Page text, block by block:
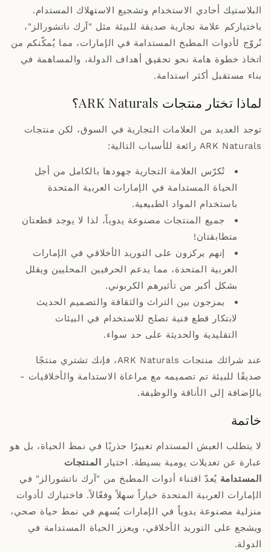
البلاستيك أحادي الاستخدام وتشجيع الاستهلاك المستدام.
باختياركم علامة تجارية صديقة للبيئة مثل "آرك ناتشورالز"،
نُروّج لأدوات المطبخ المستدامة في الإمارات، مما يُمكّنكم من
اتخاذ خطوة هامة نحو تحقيق أهداف الدولة، والمساهمة في
بناء مستقبل أكثر استدامة.
لماذا تختار منتجات ARK Naturals؟
توجد العديد من العلامات التجارية في السوق، لكن منتجات
ARK Naturals رائعة للأسباب التالية:
تُكرّس العلامة التجارية جهودها بالكامل من أجل
الحياة المستدامة في الإمارات العربية المتحدة
باستخدام المواد الطبيعية.
جميع المنتجات مصنوعة يدوياً، لذا لا يوجد قطعتان
متطابقتان!
إنهم يركزون على التوريد الأخلاقي في الإمارات
العربية المتحدة، مما يدعم الحرفيين المحليين ويقلل
بشكل أكبر من تأثيرهم الكربوني.
يمزجون بين التراث والثقافة والتصميم الحديث
لابتكار قطع فنية تصلح للاستخدام في البيئات
التقليدية والحديثة على حد سواء.
عند شرائك منتجات ARK Naturals، فإنك تشتري منتجًا
صديقًا للبيئة تم تصميمه مع مراعاة الاستدامة والأخلاقيات -
بالإضافة إلى الأناقة والوظيفة.
خاتمة
لا يتطلب العيش المستدام تغييرًا جذريًا في نمط الحياة، بل هو
عبارة عن تعديلات يومية بسيطة. اختيار
المنتجات
المستدامة يُعدّ اقتناء أدوات المطبخ من "آرك ناتشورالز" في
الإمارات العربية المتحدة خياراً سهلاً وفعّالاً. فاختيارك لأدوات
منزلية مصنوعة يدوياً في الإمارات يُسهم في نمط حياة صحي،
ويشجع على التوريد الأخلاقي، ويعزز الحياة المستدامة في
الدولة.